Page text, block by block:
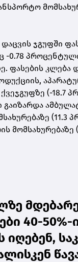
ჯგუფში
-0.78
ფასების კლება
(-18.7
გაიზარდა
(11.3
მომსახურებაზე
40-50%-
იღებენ,